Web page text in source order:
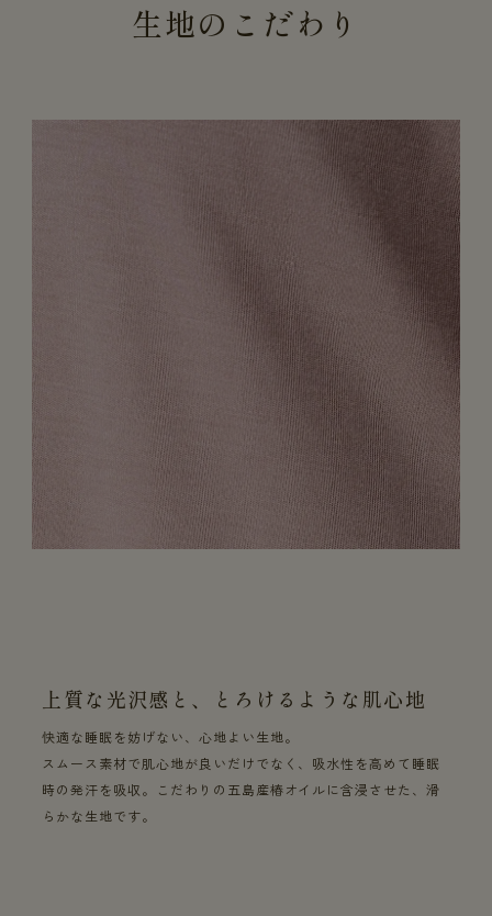
生地のこだわり
上質な光沢感と、とろけるような肌心地
快適な睡眠を妨げない、心地よい生地。
スムース素材で肌心地が良いだけでなく、吸水性を高めて睡眠
時の発汗を吸収。こだわりの五島産椿オイルに含浸させた、滑
らかな生地です。